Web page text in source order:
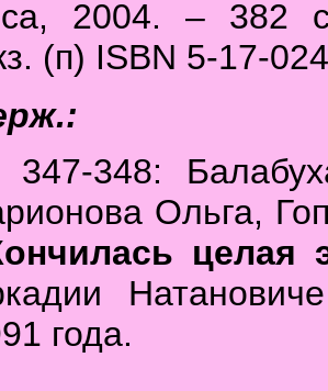
2004. – 382
(п) ISBN 5-17-
348:
Ольга,
целая
года.